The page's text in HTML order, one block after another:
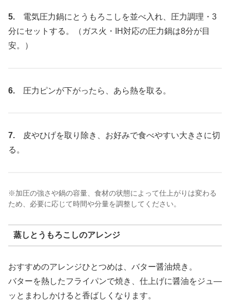
5. 電気圧力鍋にとうもろこしを並べ入れ、圧力調理・3
分にセットする。（ガス火・IH対応の圧力鍋は8分が目
安。）
6. 圧力ピンが下がったら、あら熱を取る。
7. 皮やひげを取り除き、お好みで食べやすい大きさに切
る。
※加圧の強さや鍋の容量、食材の状態によって仕上がりは変わる
ため、必要に応じて時間や分量を調整してください。
蒸しとうもろこしのアレンジ
おすすめのアレンジひとつめは、バター醤油焼き。
バターを熱したフライパンで焼き、仕上げに醤油をジュ―
ッとまわしかけると香ばしくなります。